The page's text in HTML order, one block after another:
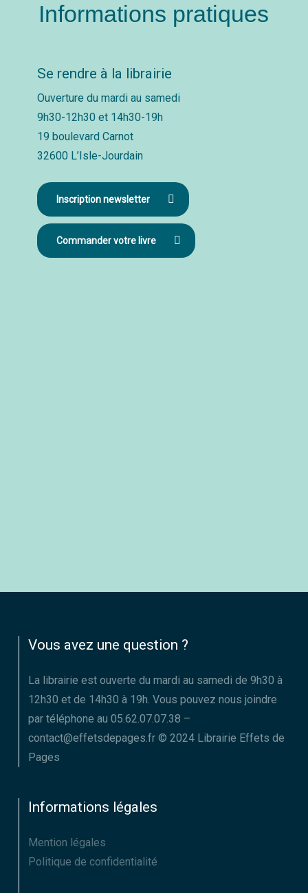
Informations pratiques
Se rendre à la librairie
Ouverture du mardi au samedi
9h30-12h30 et 14h30-19h
19 boulevard Carnot
32600 L’Isle-Jourdain
Inscription newsletter
Commander votre livre
Vous avez une question ?
La librairie est ouverte du mardi au samedi de 9h30 à
12h30 et de 14h30 à 19h. Vous pouvez nous joindre
par téléphone au 05.62.07.07.38 –
contact@effetsdepages.fr © 2024 Librairie Effets de
Pages
Informations légales
Mention légales
Politique de confidentialité